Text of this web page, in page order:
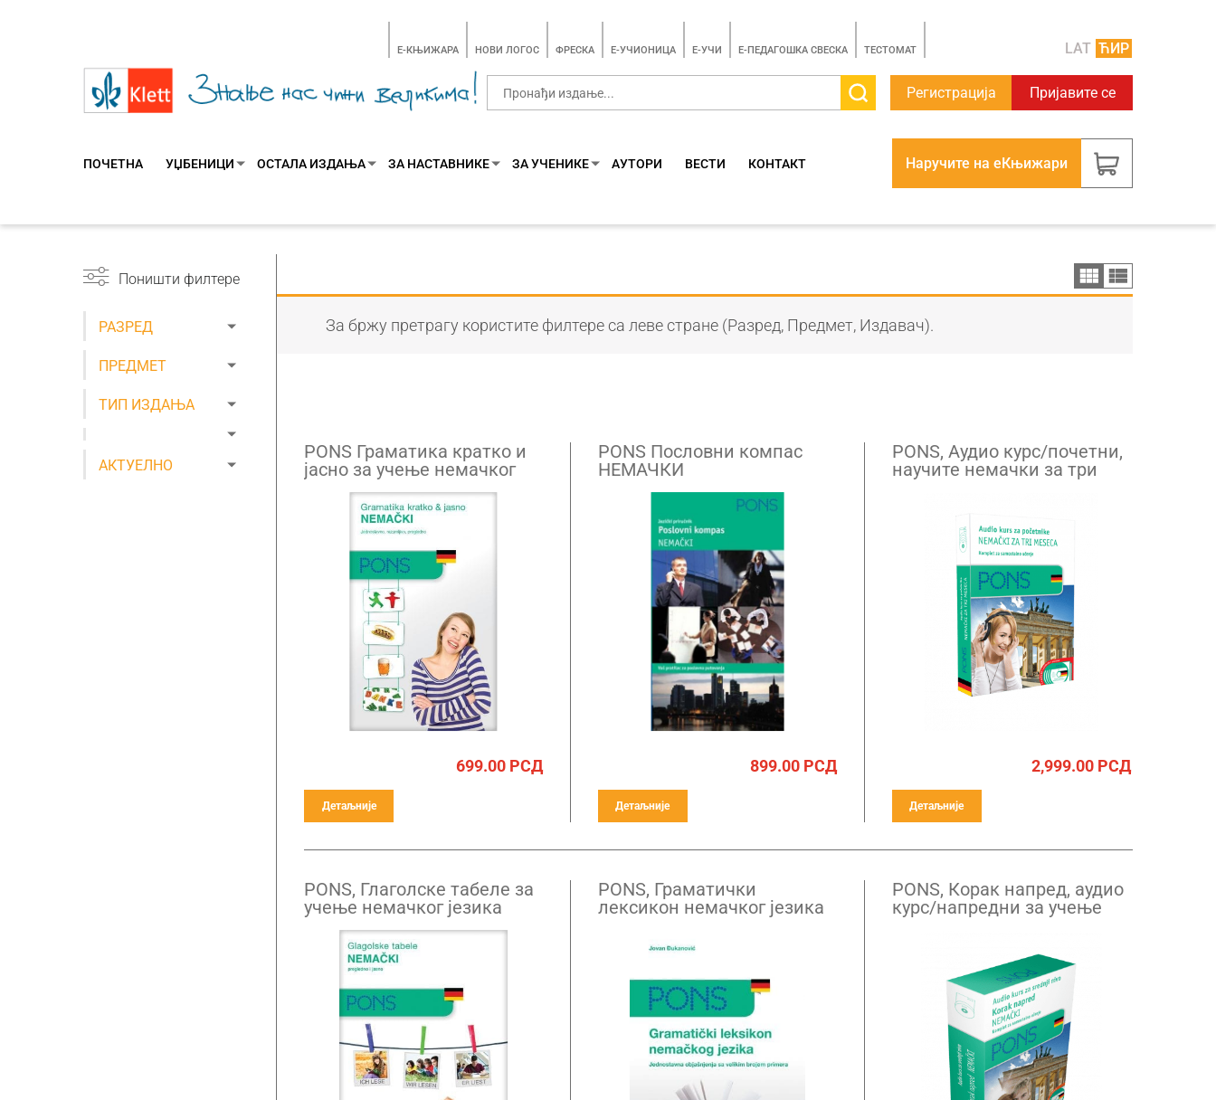
E-КЊИЖАРА НОВИ ЛОГОС ФРЕСКА E-УЧИОНИЦА E-УЧИ Е-ПЕДАГОШКА СВЕСКА TЕСТОМАТ LAT ЋИР
Регистрација Пријавите се
ПОЧЕТНА УЏБЕНИЦИ ОСТАЛА ИЗДАЊА ЗА НАСТАВНИКЕ ЗА УЧЕНИКЕ АУТОРИ ВЕСТИ КОНТАКТ Наручите на еКњижари
Поништи филтере
РАЗРЕД
ПРЕДМЕТ
ТИП ИЗДАЊА
АКТУЕЛНО
За бржу претрагу користите филтере са леве стране (Разред, Предмет, Издавач).
PONS Граматика кратко и
јасно за учење немачког
језика
699.00РСД
Детаљније
PONS Пословни компас
НЕМАЧКИ
899.00РСД
Детаљније
PONS, Аудио курс/почетни,
научите немачки за три
2,999.00РСД
Детаљније
PONS, Глаголске табеле за
учење немачког језика
PONS, Граматички
лексикон немачког језика
PONS, Корак напред, aудио
курс/напредни за учење